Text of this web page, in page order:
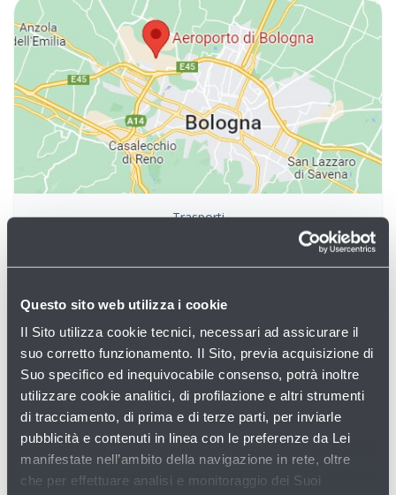
Questo sito web utilizza i cookie
Il Sito utilizza cookie tecnici, necessari ad assicurare il
suo corretto funzionamento. Il Sito, previa acquisizione di
Suo specifico ed inequivocabile consenso, potrà inoltre
utilizzare cookie analitici, di profilazione e altri strumenti
di tracciamento, di prima e di terze parti, per inviarle
pubblicità e contenuti in linea con le preferenze da Lei
manifestate nell’ambito della navigazione in rete, oltre
che per effettuare analisi e monitoraggio dei Suoi
Trasporti